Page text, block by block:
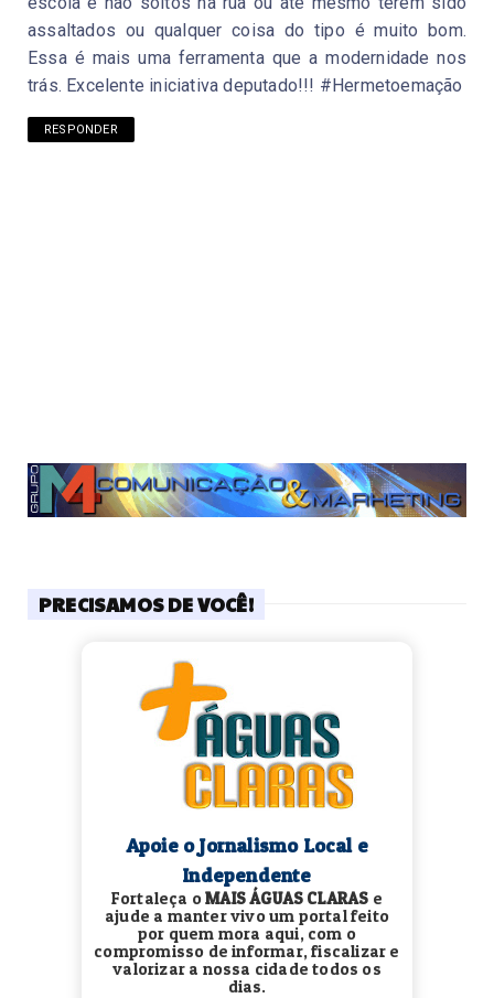
assaltados ou qualquer coisa do tipo é muito bom.
Essa é mais uma ferramenta que a modernidade nos
trás. Excelente iniciativa deputado!!! #Hermetoemação
RESPONDER
PRECISAMOS DE VOCÊ!
Apoie o Jornalismo Local e
Independente
Fortaleça oMAIS ÁGUAS CLARAS e
ajude a manter vivo um portal feito
por quem mora aqui, com o
compromisso de informar, fiscalizar e
valorizar a nossa cidade todos os
dias.